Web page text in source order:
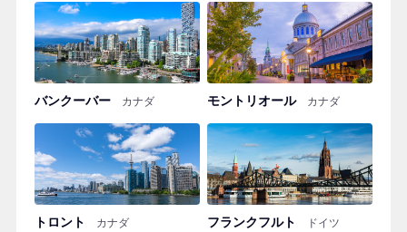
バンクーバー カナダ モントリオール カナダ
トロント カナダ フランクフルト ドイツ